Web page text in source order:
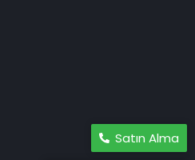
Satın Alma